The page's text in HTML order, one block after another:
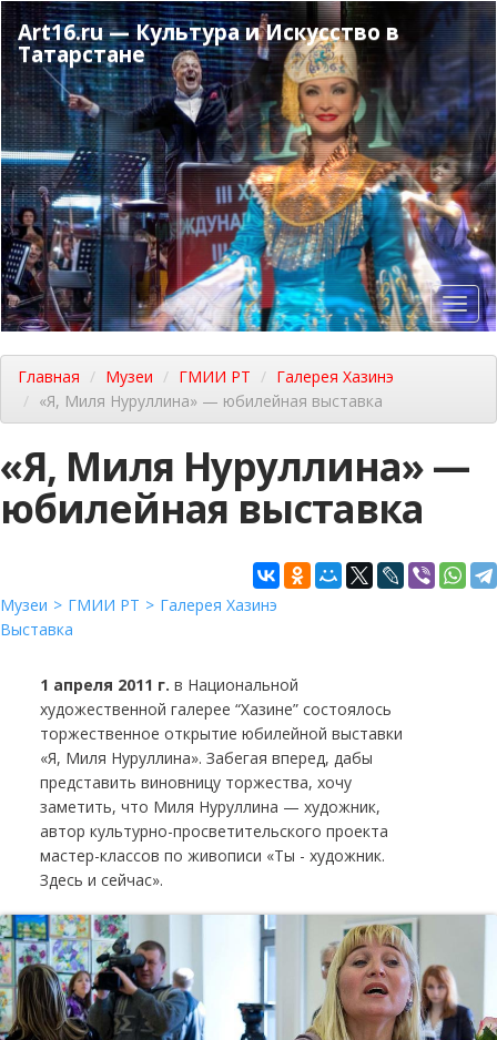
Перейти
к
основному
содержанию
Art16.ru — Культура и Искусство в
Татарстане
Главная Музеи ГМИИ РТ
Галерея Хазинэ
«Я, Миля Нуруллина» — юбилейная выставка
«Я, Миля Нуруллина» —
юбилейная выставка
Музеи ГМИИ РТ
Галерея Хазинэ
Выставка
1 апреля 2011 г. в Национальной
художественной галерее “Хазине” состоялось
торжественное открытие юбилейной выставки
«Я, Миля Нуруллина». Забегая вперед, дабы
представить виновницу торжества, хочу
заметить, что Миля Нуруллина — художник,
автор культурно-просветительского проекта
мастер-классов по живописи «Ты - художник.
Здесь и сейчас».